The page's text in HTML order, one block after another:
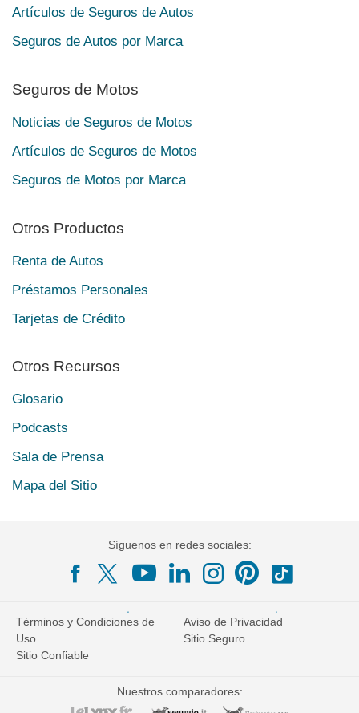
Artículos de Seguros de Autos
Seguros de Autos por Marca
Seguros de Motos
Noticias de Seguros de Motos
Artículos de Seguros de Motos
Seguros de Motos por Marca
Otros Productos
Renta de Autos
Préstamos Personales
Tarjetas de Crédito
Otros Recursos
Glosario
Podcasts
Sala de Prensa
Mapa del Sitio
Síguenos en redes sociales:
Términos y Condiciones de
Uso
Aviso de Privacidad
Sitio Seguro
Sitio Confiable
Nuestros comparadores: